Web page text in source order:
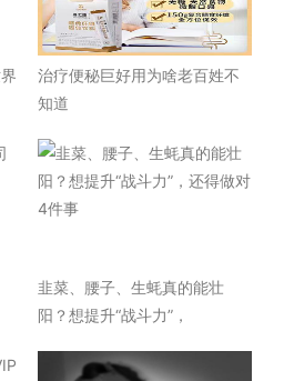
治疗便秘巨好用为啥老百姓不
知道
韭菜、腰子、生蚝真的能壮
阳？想提升“战斗力”，